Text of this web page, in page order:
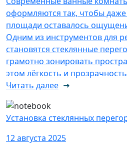
оформляются так, чтобы
площади оставалось
Одним из инструментов для
становятся стеклянные
грамотно зонировать
этом лёгкость и
Читать далее
Установка стеклянных
12 августа 2025